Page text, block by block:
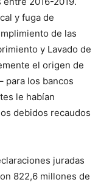
y fuga de
de las
y Lavado de
el origen de
para los bancos
le habían
debidos recaudos
juradas
822,6 millones de